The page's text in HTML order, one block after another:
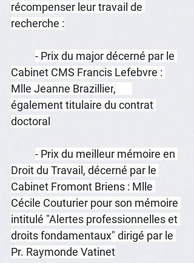
récompenser leur travail de
recherche :
- Prix du major décerné par le
Cabinet CMS Francis Lefebvre :
Mlle Jeanne Brazillier,
également titulaire du contrat
doctoral
- Prix du meilleur mémoire en
Droit du Travail, décerné par le
Cabinet Fromont Briens : Mlle
Cécile Couturier pour son mémoire
intitulé "Alertes professionnelles et
droits fondamentaux" dirigé par le
Pr. Raymonde Vatinet